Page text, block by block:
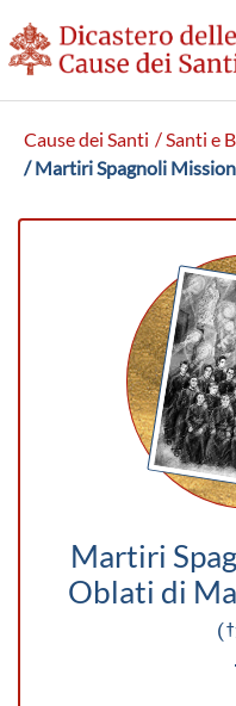
Cause dei Santi / Santi e
/ Martiri Spagnoli
Martiri
Oblati di